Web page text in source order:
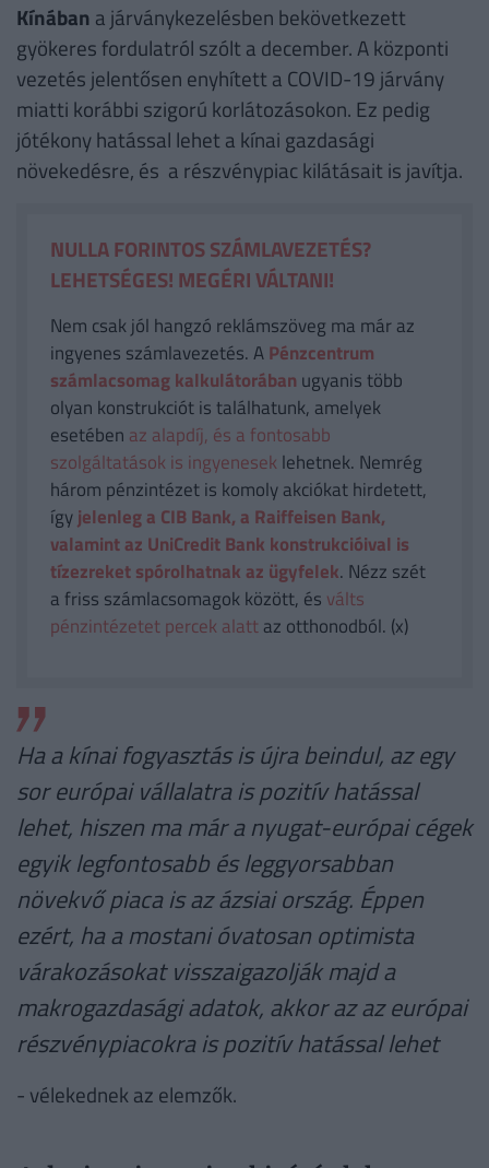
Kínában a járványkezelésben bekövetkezett
gyökeres fordulatról szólt a december. A központi
vezetés jelentősen enyhített a COVID-19 járvány
miatti korábbi szigorú korlátozásokon. Ez pedig
jótékony hatással lehet a kínai gazdasági
növekedésre, és a részvénypiac kilátásait is javítja.
NULLA FORINTOS SZÁMLAVEZETÉS?
LEHETSÉGES! MEGÉRI VÁLTANI!
Nem csak jól hangzó reklámszöveg ma már az
ingyenes számlavezetés. APénzcentrum
számlacsomag kalkulátorában ugyanis több
olyan konstrukciót is találhatunk, amelyek
esetében az alapdíj, és a fontosabb
szolgáltatások is ingyenesek lehetnek. Nemrég
három pénzintézet is komoly akciókat hirdetett,
ígyjelenleg a CIB Bank, a Raiffeisen Bank,
valamint az UniCredit Bank konstrukcióival is
tízezreket spórolhatnak az ügyfelek. Nézz szét
a friss számlacsomagok között, és válts
pénzintézetet percek alattaz otthonodból. (x)
Ha a kínai fogyasztás is újra beindul, az egy
sor európai vállalatra is pozitív hatással
lehet, hiszen ma már a nyugat-európai cégek
egyik legfontosabb és leggyorsabban
növekvő piaca is az ázsiai ország. Éppen
ezért, ha a mostani óvatosan optimista
várakozásokat visszaigazolják majd a
makrogazdasági adatok, akkor az az európai
részvénypiacokra is pozitív hatással lehet
- vélekednek az elemzők.